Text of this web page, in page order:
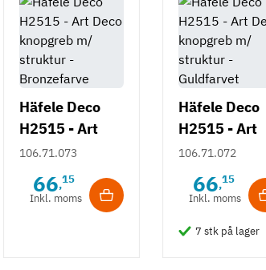
Häfele Deco
H2515 - Art
Deco knopgreb
m/ struktur -
Bronzefarve
106.71.073
66,15
Inkl. moms
Häfele Deco
H2515 - Art
Deco
m/ struktur -
Guldfarvet
106.71.072
66,15
Inkl. moms
7 stk på lager